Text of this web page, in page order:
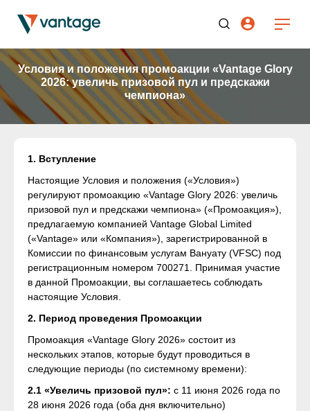
Условия и положения промоакции «Vantage Glory
2026: увеличь призовой пул и предскажи
чемпиона»
1. Вступление
Настоящие Условия и положения («Условия»)
регулируют промоакцию «Vantage Glory 2026: увеличь
призовой пул и предскажи чемпиона» («Промоакция»),
предлагаемую компанией Vantage Global Limited
(«Vantage» или «Компания»), зарегистрированной в
Комиссии по финансовым услугам Вануату (VFSC) под
регистрационным номером 700271. Принимая участие
в данной Промоакции, вы соглашаетесь соблюдать
настоящие Условия.
2. Период проведения Промоакции
Промоакция «Vantage Glory 2026» состоит из
нескольких этапов, которые будут проводиться в
следующие периоды (по системному времени):
2.1 «Увеличь призовой пул»: с 11 июня 2026 года по
28 июня 2026 года (оба дня включительно)